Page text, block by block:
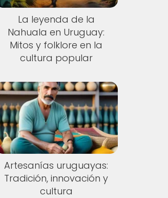
La leyenda de la
Nahuala en Uruguay:
Mitos y folklore en la
cultura popular
Artesanías uruguayas:
Tradición, innovación y
cultura